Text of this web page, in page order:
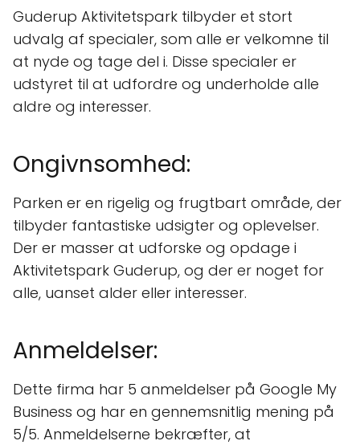
Guderup Aktivitetspark tilbyder et stort
udvalg af specialer, som alle er velkomne til
at nyde og tage del i. Disse specialer er
udstyret til at udfordre og underholde alle
aldre og interesser.
Ongivnsomhed:
Parken er en rigelig og frugtbart område, der
tilbyder fantastiske udsigter og oplevelser.
Der er masser at udforske og opdage i
Aktivitetspark Guderup, og der er noget for
alle, uanset alder eller interesser.
Anmeldelser:
Dette firma har 5 anmeldelser på Google My
Business og har en gennemsnitlig mening på
5/5. Anmeldelserne bekræfter, at